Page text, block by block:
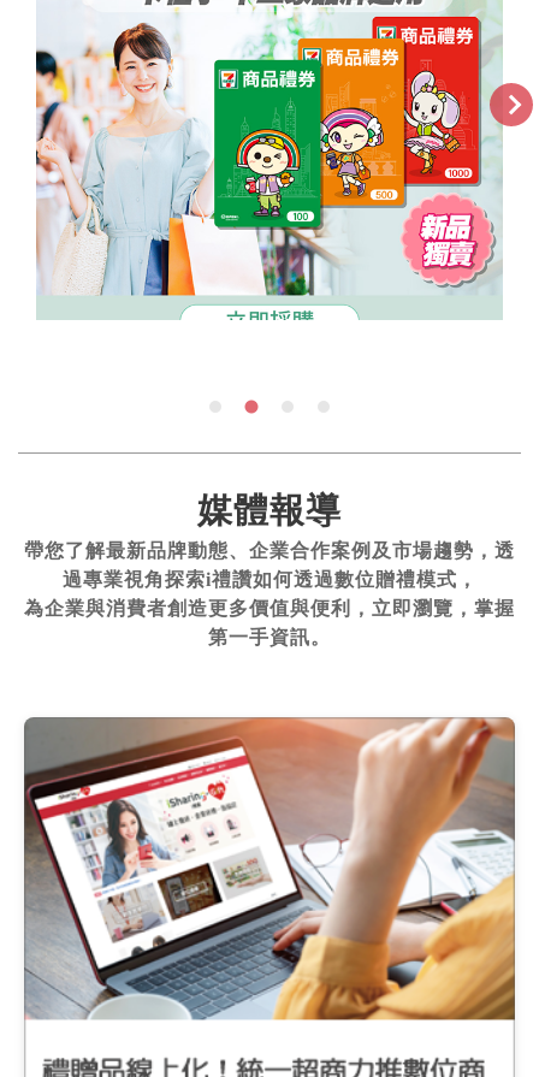
媒體報導
帶您了解最新品牌動態、企業合作案例及市場趨勢，透
過專業視角探索i禮讚如何透過數位贈禮模式，
為企業與消費者創造更多價值與便利，立即瀏覽，掌握
第一手資訊。